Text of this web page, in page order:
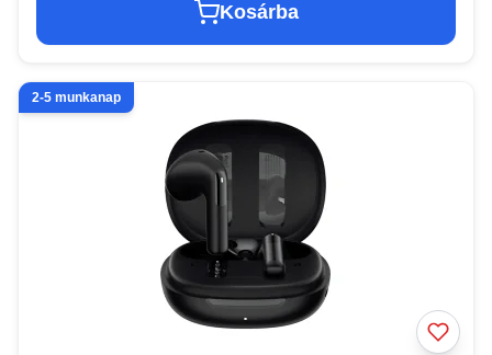
Kosárba
2-5 munkanap